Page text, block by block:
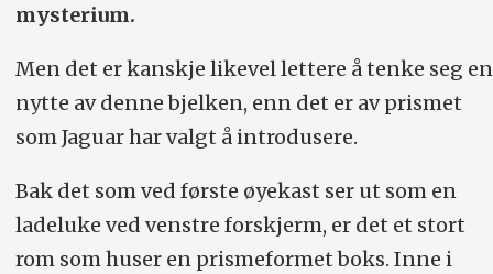
mysterium.
Men det er kanskje likevel lettere å tenke seg en
nytte av denne bjelken, enn det er av prismet
som Jaguar har valgt å introdusere.
Bak det som ved første øyekast ser ut som en
ladeluke ved venstre forskjerm, er det et stort
rom som huser en prismeformet boks. Inne i